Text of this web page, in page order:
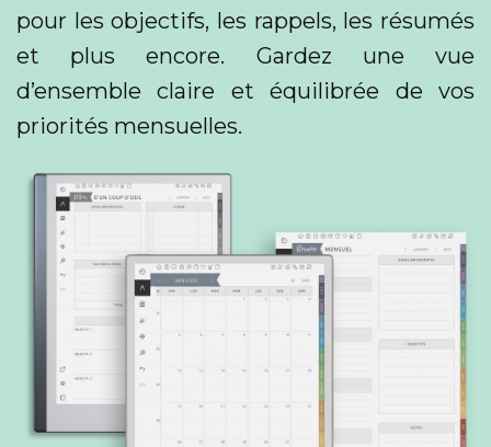
pour les objectifs, les rappels, les résumés
et plus encore. Gardez une vue
d’ensemble claire et équilibrée de vos
priorités mensuelles.